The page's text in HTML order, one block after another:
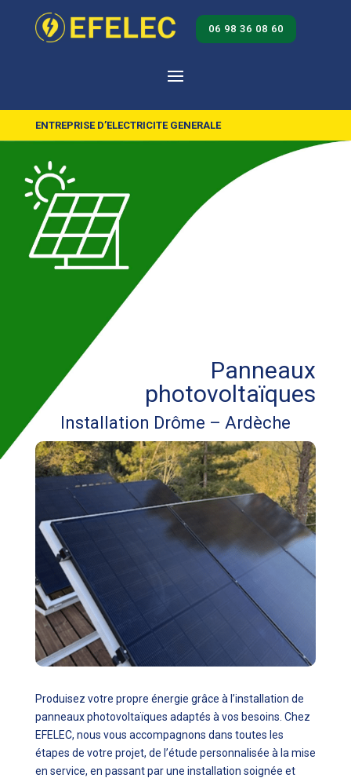
06 98 36 08 60
ENTREPRISE D’ELECTRICITE GENERALE
Panneaux
photovoltaïques
Installation Drôme – Ardèche
Produisez votre propre énergie grâce à l’installation de
panneaux photovoltaïques adaptés à vos besoins. Chez
EFELEC, nous vous accompagnons dans toutes les
étapes de votre projet, de l’étude personnalisée à la mise
en service, en passant par une installation soignée et